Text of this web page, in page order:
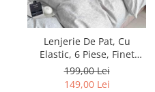
Lenjerie De Pat, Cu
Elastic, 6 Piese, Finet
Premium - LPBF6PE24
199,00 Lei
149,00 Lei